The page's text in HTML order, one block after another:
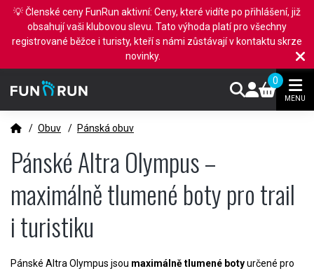
0
MENU
/ Obuv / Pánská obuv
Pánské Altra Olympus –
maximálně tlumené boty pro trail
i turistiku
Pánské Altra Olympus jsou maximálně tlumené botyurčené pro
💡 Členské ceny FunRun aktivní: Ceny, které vidíte po přihlášení, již
obsahují vaši klubovou slevu. Tato výhoda platí pro všechny
registrované běžce i turisty, kteří s námi zůstávají v kontaktu skrze
novinky.